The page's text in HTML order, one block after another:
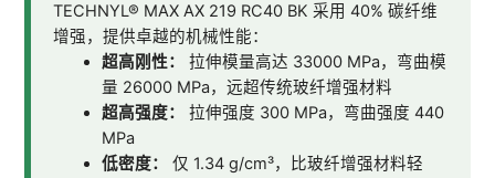
TECHNYL® MAX AX 219 RC40 BK 采用 40% 碳纤维
增强，提供卓越的机械性能：
超高刚性：
拉伸模量高达 33000 MPa，弯曲模
量 26000 MPa，远超传统玻纤增强材料
超高强度：
拉伸强度 300 MPa，弯曲强度 440
MPa
低密度：
仅 1.34 g/cm³，比玻纤增强材料轻